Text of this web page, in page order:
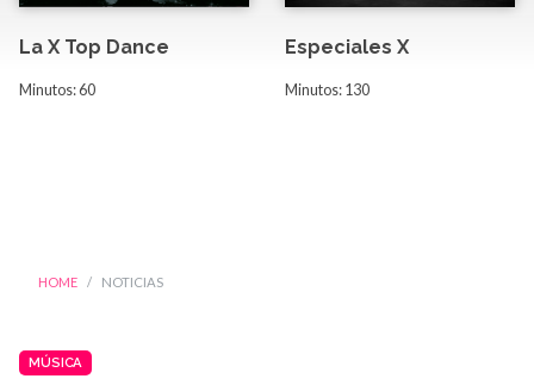
La X Top Dance
Minutos: 60
Especiales X
Minutos: 130
HOME NOTICIAS
MÚSICA